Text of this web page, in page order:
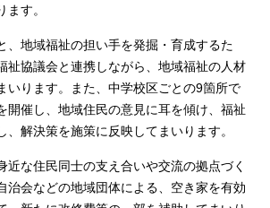
ます。
、地域福祉の担い手を発掘・育成するた
祉協議会と連携しながら、地域福祉の人材
いります。また、中学校区ごとの9箇所で
開催し、地域住民の意見に耳を傾け、福祉
、解決策を施策に反映してまいります。
近な住民同士の支え合いや交流の拠点づく
治会などの地域団体による、空き家を有効